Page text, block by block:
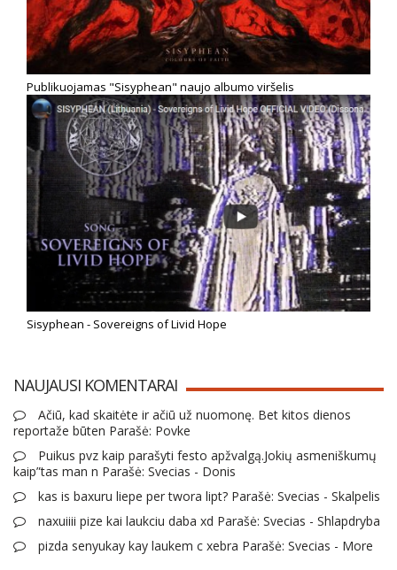
Publikuojamas "Sisyphean" naujo albumo viršelis
Sisyphean - Sovereigns of Livid Hope
NAUJAUSI KOMENTARAI
Ačiū, kad skaitėte ir ačiū už nuomonę. Bet kitos dienos
reportaže būten Parašė: Povke
Puikus pvz kaip parašyti festo apžvalgą.Jokių asmeniškumų
kaip”tas man n Parašė: Svecias - Donis
kas is baxuru liepe per twora lipt? Parašė: Svecias - Skalpelis
naxuiiii pize kai laukciu daba xd Parašė: Svecias - Shlapdryba
pizda senyukay kay laukem c xebra Parašė: Svecias - More